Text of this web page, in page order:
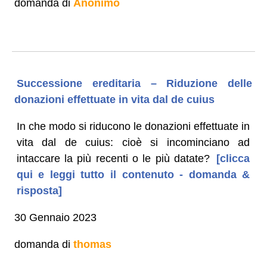
domanda di Anonimo
Successione ereditaria – Riduzione delle
donazioni effettuate in vita dal de cuius
In che modo si riducono le donazioni effettuate in
vita dal de cuius: cioè si incominciano ad
intaccare la più recenti o le più datate? [clicca
qui e leggi tutto il contenuto - domanda &
risposta]
30 Gennaio 2023
domanda di thomas